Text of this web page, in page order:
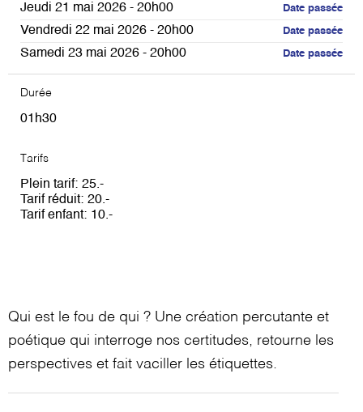
Jeudi 21 mai 2026 - 20h00 Date passée
Vendredi 22 mai 2026 - 20h00 Date passée
Samedi 23 mai 2026 - 20h00 Date passée
Durée
01h30
Tarifs
Plein tarif 25
Tarif réduit 20
Tarif enfant
10
Qui est le fou de qui ? Une création percutante et
poétique qui interroge nos certitudes, retourne les
perspectives et fait vaciller les étiquettes.